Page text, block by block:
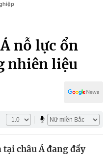
nỗ lực ổn
nhiên liệu
châu Á đang đẩy